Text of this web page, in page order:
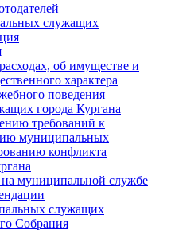
служащих
об имуществе и
характера
поведения
города Кургана
требований к
муниципальных
конфликта
муниципальной службе
служащих
Cобрания